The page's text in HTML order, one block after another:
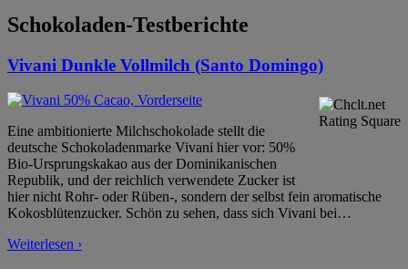
Schokoladen-Testberichte
Vivani Dunkle Vollmilch (Santo Domingo)
Eine ambitionierte Milchschokolade stellt die
deutsche Schokoladenmarke Vivani hier vor: 50%
Bio-Ursprungskakao aus der Dominikanischen
Republik, und der reichlich verwendete Zucker ist
hier nicht Rohr- oder Rüben-, sondern der selbst fein aromatische
Kokosblütenzucker. Schön zu sehen, dass sich Vivani bei…
Weiterlesen ›